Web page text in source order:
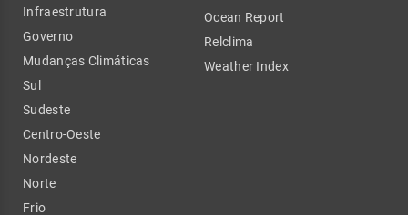
Infraestrutura
Governo
Mudanças Climáticas
Sul
Sudeste
Centro-Oeste
Nordeste
Norte
Frio
Ocean Report
Relclima
Weather Index